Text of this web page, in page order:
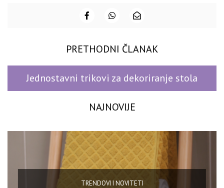
PRETHODNI ČLANAK
Jednostavni trikovi za dekoriranje stola
NAJNOVIJE
TRENDOVI I NOVITETI